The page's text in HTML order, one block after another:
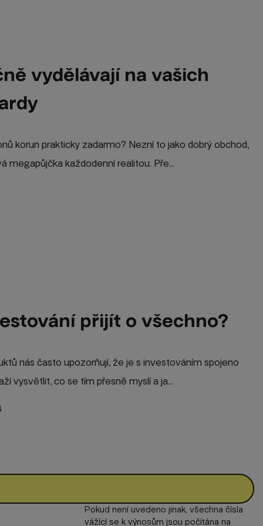
vydělávají na vašich
korun prakticky zadarmo? Nezní to jako dobrý obchod,
megapůjčka každodenní realitou. Pře...
přijít o všechno?
nás často upozorňují, že je s investováním spojeno
vysvětlit, co se tím přesně myslí a ja...
Pokud není uvedeno jinak, všechna čísla
vážící se k výnosům jsou počítána na